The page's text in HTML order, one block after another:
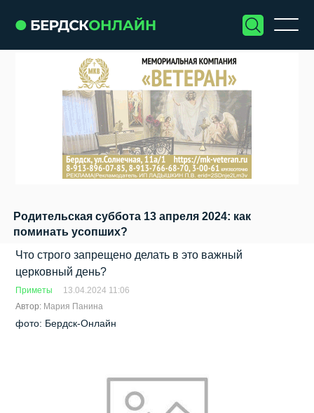
Родительская суббота 13 апреля 2024: как
поминать усопших?
Что строго запрещено делать в это важный
церковный день?
Приметы
13.04.2024 11:06
Автор: Мария Панина
фото: Бердск-Онлайн